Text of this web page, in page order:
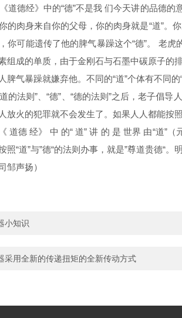
德经》中的“德”不是我 们今天讲的品德的意
的肉身来自你的父母，你的肉身就是“道”。
你可能遗传了他的脾气暴躁这个“德”。
老虎
组成的单质，由于金刚石与石墨中碳原子的
脾气暴躁就嫌弃他。不同的“道”个体有不同
的法则”、“德”、“德的法则”之后，老子倡
放火的犯罪就不会发生了。如果人人都能按
德 经》 中 的“ 道” 讲 的 是 世界 由“道”（
照“道”与”德“的法则办事，就是”尊道贵德“
邹声扬）
小知识
采用全新的传递扭矩的全新传动方式